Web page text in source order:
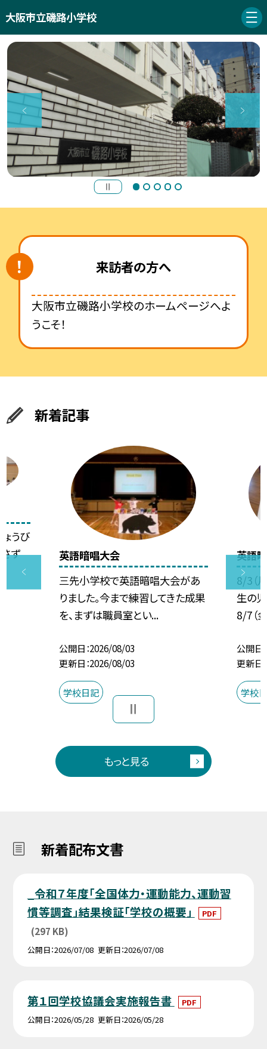
大阪市立磯路小学校
来訪者の方へ
大阪市立磯路小学校のホームページへよ
うこそ！
新着記事
うび
さず
英語暗唱大会
三先小学校で英語暗唱大会があ
りました。今まで練習してきた成果
を、まずは職員室とい...
公開日 2026/08/03
更新日 2026/08/03
学校日記
英語
8/3（
生の
8/7（
公開日
更新日
学校
もっと見る
新着配布文書
_令和７年度「全国体力・運動能力、運動習
慣等調査」結果検証「学校の概要」
PDF
(297 KB)
公開日 2026/07/08 更新日 2026/07/08
第１回学校協議会実施報告書
PDF
公開日 2026/05/28 更新日 2026/05/28